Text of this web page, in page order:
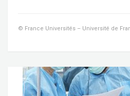
© France Universités – Université de